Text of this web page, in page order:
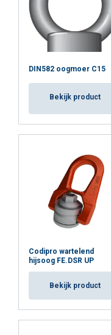
DIN582 oogmoer C15
Bekijk product
Codipro wartelend
hijsoog FE.DSR UP
Bekijk product